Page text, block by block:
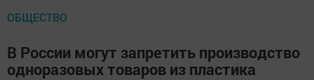
ОБЩЕСТВО
В России могут запретить производство
одноразовых товаров из пластика